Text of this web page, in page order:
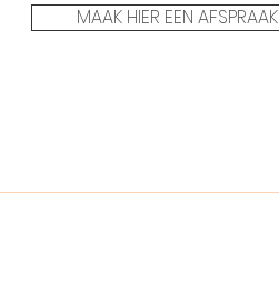
MAAK HIER EEN AFSPRAAK